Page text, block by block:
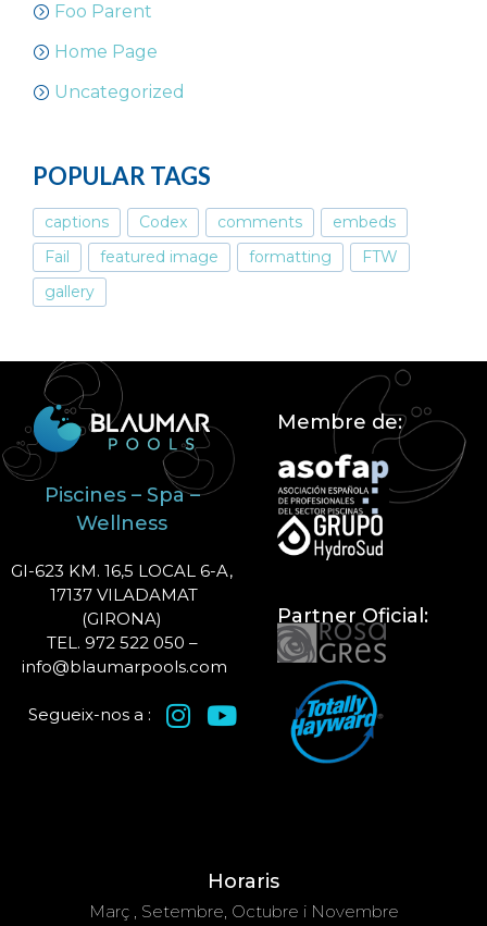
Foo Parent
Home Page
Uncategorized
POPULAR TAGS
captions Codex comments
embeds
Fail
featured image formatting
FTW
gallery
Piscines – Spa –
Wellness
GI-623 KM. 16,5 LOCAL 6-A,
17137 VILADAMAT
(GIRONA)
TEL. 972 522 050 –
info@blaumarpools.com
Segueix-nos a :
Membre de:
Partner Oficial:
Horaris
Març , Setembre, Octubre i Novembre